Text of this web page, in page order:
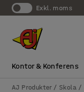
exkl. moms
Kontor & Konferens
AJ Produkter Skola